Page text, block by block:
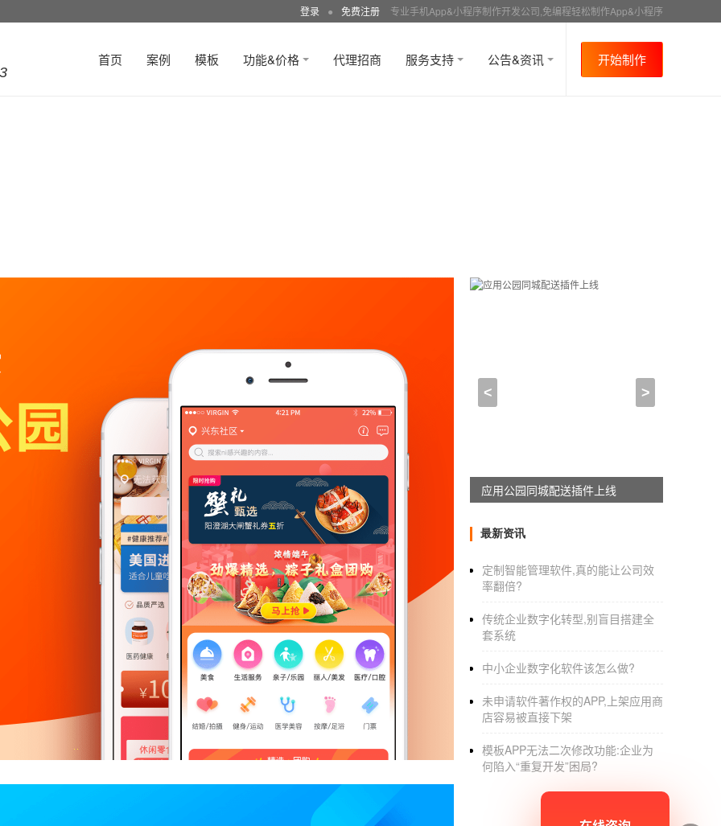
登录 ● 免费注册 专业手机App&小程序制作开发公司,免编程轻松制作App&小程序
首页 案例 模板 功能&价格 代理招商 服务支持 公告&资讯 开始制作
2021-03-25 10:45:00
对于科技发烧友来说有个能随时获取资讯的
外，还汇集了网络上的精彩科技资讯，满足
的内容。2. 新闻推荐：这样就能帮助用户找
十大科技栏目，根据自己的喜好来自由选择
达自己的态度，说出自己真实的想法。5. 一
资讯，
酒店app开发流程是怎样
< >
应用公园同城配送插件上线
最新资讯
定制智能管理软件,真的能让公司效
率翻倍?
传统企业数字化转型,别盲目搭建全
套系统
中小企业数字化软件该怎么做?
未申请软件著作权的APP,上架应用商
店容易被直接下架
模板APP无法二次修改功能:企业为
何陷入“重复开发”困局?